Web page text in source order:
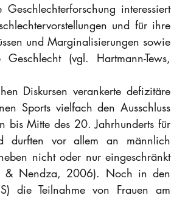
interessiert
und für ihre
und Marginalisierungen sowie
(vgl. Hartmann-Tews,
Diskursen verankerte defizitäre
Sports vielfach den Ausschluss
bis Mitte des 20. Jahrhunderts für
durften vor allem an männlich
nicht oder nur eingeschränkt
& Nendza, 2006). Noch in den
die Teilnahme von Frauen am